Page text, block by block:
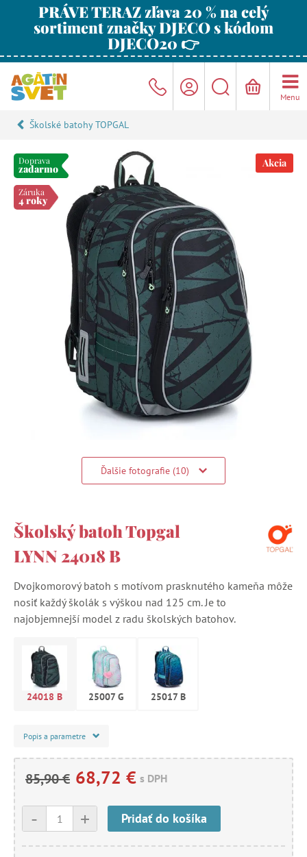
PRÁVE TERAZ zľava 20 % na celý
sortiment značky DJECO s kódom
DJECO20 👉
Menu
Školské batohy TOPGAL
Doprava
zadarmo
Záruka
4 roky
Akcia
Ďalšie fotografie (10)
Školský batoh Topgal
LYNN 24018 B
Dvojkomorový batoh s motívom prasknutého kameňa môže
nosiť každý školák s výškou nad 125 cm. Je to
najobjemnejší model z radu školských batohov.
24018 B 25007 G 25017 B
Popis a parametre
85,90 € 68,72 € s DPH
+
- Pridať do košíka